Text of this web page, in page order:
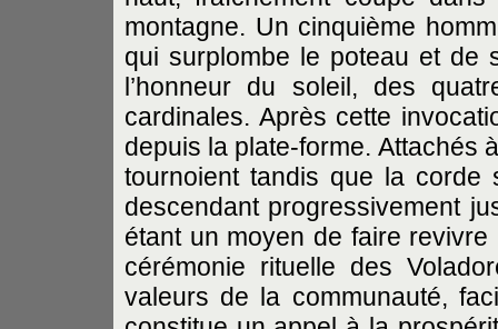
montagne. Un cinquième
qui surplombe le poteau et de
l’honneur du soleil, des
cardinales. Après cette
depuis la plate-forme. Attachés
tournoient tandis que la corde
descendant progressivement
étant un moyen de faire
cérémonie rituelle des
valeurs de la communauté,